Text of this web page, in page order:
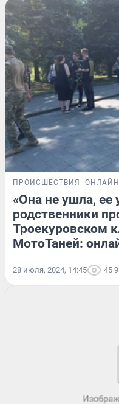
ПРОИСШЕСТВИЯ
«Она не ушла, ее
родственники
Троекуровском
МотоТаней:
28 июля, 2024, 14:45 45